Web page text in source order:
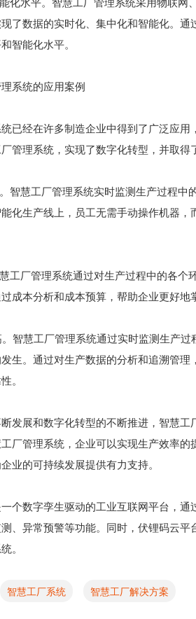
了数据的实时化、集中化和智能化。
智能化水平。
系统的应用案例
已经在许多制造企业中得到了广泛应
管理系统，实现了数字化转型，并取得
智慧工厂管理系统实时监测生产过程
化生产线上，员工无需手动操作机器
工厂管理系统通过对生产过程中的各
成本分析和成本预算，帮助企业更好地
智慧工厂管理系统通过实时监测生产
生。通过对生产数据的分析和追溯管
。
发展和数字化转型的不断推进，智慧
厂管理系统，企业可以实现生产效率
业的可持续发展提供有力支持。
个数字孪生驱动的工业互联网平台，
、异常预警等功能。同时，伏锂码云
。
智慧工厂系统 智慧工厂解决方案